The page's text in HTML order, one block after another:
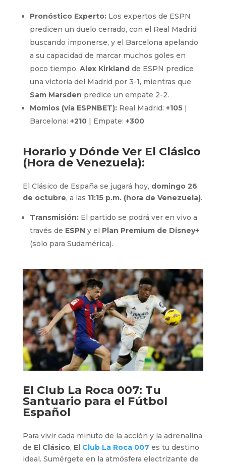
Pronóstico Experto:Los expertos de ESPN
predicen un duelo cerrado, con el Real Madrid
buscando imponerse, y el Barcelona apelando
a su capacidad de marcar muchos goles en
poco tiempo. Alex Kirklandde ESPN predice
una victoria del Madrid por 3-1, mientras que
Sam Marsden predice un empate 2-2.
Momios (vía ESPNBET):Real Madrid: +105|
Barcelona: +210| Empate: +300
Horario y Dónde Ver El Clásico
(Hora de Venezuela):
El Clásico de España se jugará hoy, domingo 26
de octubre, a las 11:15 p.m. (hora de Venezuela).
Transmisión:El partido se podrá ver en vivo a
través de ESPN y el Plan Premium de Disney+
(solo para Sudamérica).
El Club La Roca 007: Tu
Santuario para el Fútbol
Español
Para vivir cada minuto de la acción y la adrenalina
de El Clásico, El Club La Roca 007 es tu destino
ideal. Sumérgete en la atmósfera electrizante de